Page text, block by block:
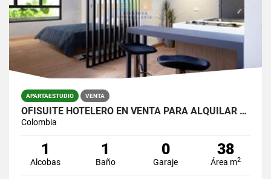
APARTAESTUDIO VENTA
OFISUITE HOTELERO EN VENTA PARA ALQUILAR POR DIAS AVENIDA 80 LAURELES
Colombia
1
Alcobas
1
Baño
0
Garaje
38
Área m2